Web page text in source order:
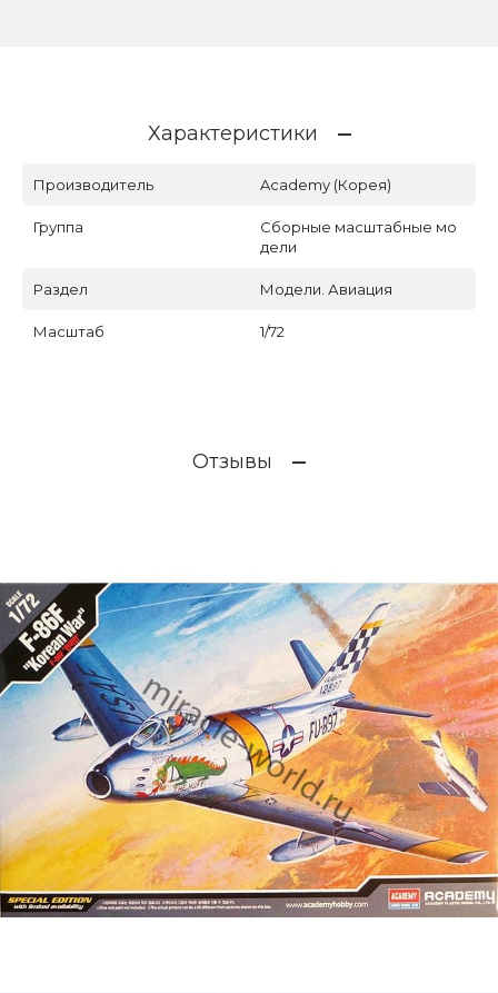
Характеристики
Производитель Academy (Корея)
Группа
Сборные масштабные мо
дели
Раздел Модели. Авиация
Масштаб 1/72
Отзывы